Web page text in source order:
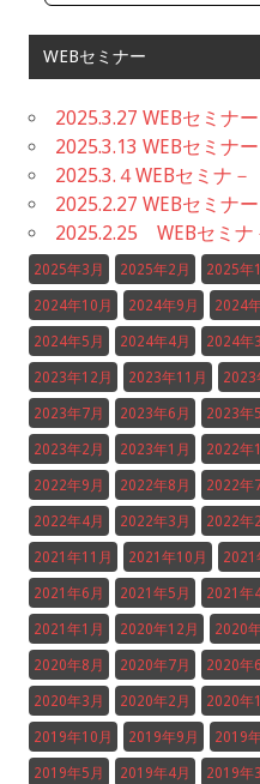
WEBセミナー
2025.3.27 WEBセミナー
2025.3.13 WEBセミナー
2025.3.４WEBセミナ－
2025.2.27 WEBセミナー
2025.2.25 WEBセミナ
2025年3月 2025年2月 2025年
2024年10月 2024年9月 2024
2024年5月 2024年4月 2024年
2023年12月 2023年11月 2023
2023年7月 2023年6月 2023年
2023年2月 2023年1月 2022年
2022年9月 2022年8月 2022年
2022年4月 2022年3月 2022年
2021年11月 2021年10月 2021
2021年6月 2021年5月 2021年
2021年1月 2020年12月 2020
2020年8月 2020年7月 2020年
2020年3月 2020年2月 2020年
2019年10月 2019年9月 2019
2019年5月 2019年4月 2019年